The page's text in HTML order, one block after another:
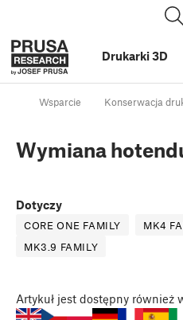
Drukarki 3D
Wsparcie Konserwacja
Wymiana
Dotyczy
CORE ONE FAMILY MK4
MK3.9 FAMILY
Artykuł jest dostępny również